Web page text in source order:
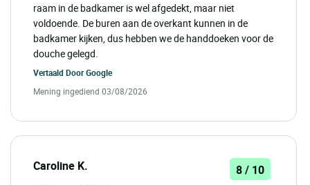
raam in de badkamer is wel afgedekt, maar niet
voldoende. De buren aan de overkant kunnen in de
badkamer kijken, dus hebben we de handdoeken voor de
douche gelegd.
Vertaald DoorGoogle
Mening ingediend 03/08/2026
Caroline K. 8 / 10